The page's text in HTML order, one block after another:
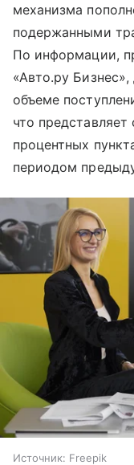
механизма
подержанными
По информации,
«Авто.ру
объеме
что
процентных
периодом
Источник: Freepik